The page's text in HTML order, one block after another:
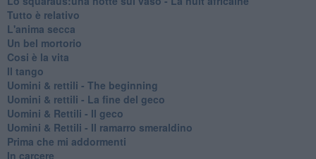
Tutto è relativo
L'anima secca
Un bel mortorio
Cosi è la vita
Il tango
​Uomini & rettili - The beginning
​Uomini & rettili - La fine del geco
Uomini & Rettili - Il geco
Uomini & Rettili - Il ramarro smeraldino
Prima che mi addormenti
In carcere